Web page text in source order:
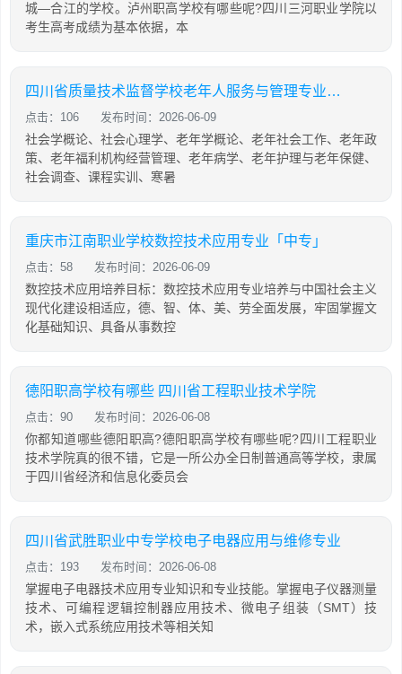
城—合江的学校。泸州职高学校有哪些呢?四川三河职业学院以
考生高考成绩为基本依据，本
四川省质量技术监督学校老年人服务与管理专业「中专」
点击：106 发布时间：2026-06-09
社会学概论、社会心理学、老年学概论、老年社会工作、老年政
策、老年福利机构经营管理、老年病学、老年护理与老年保健、
社会调查、课程实训、寒暑
重庆市江南职业学校数控技术应用专业「中专」
点击：58 发布时间：2026-06-09
数控技术应用培养目标：数控技术应用专业培养与中国社会主义
现代化建设相适应，德、智、体、美、劳全面发展，牢固掌握文
化基础知识、具备从事数控
德阳职高学校有哪些 四川省工程职业技术学院
点击：90 发布时间：2026-06-08
你都知道哪些德阳职高?德阳职高学校有哪些呢?四川工程职业
技术学院真的很不错，它是一所公办全日制普通高等学校，隶属
于四川省经济和信息化委员会
四川省武胜职业中专学校电子电器应用与维修专业
点击：193 发布时间：2026-06-08
掌握电子电器技术应用专业知识和专业技能。掌握电子仪器测量
技术、可编程逻辑控制器应用技术、微电子组装（SMT）技
术，嵌入式系统应用技术等相关知